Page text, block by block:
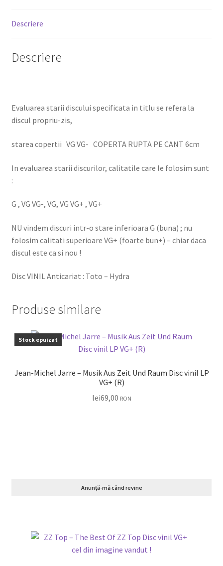
Descriere
Descriere
Evaluarea starii discului specificata in titlu se refera la
discul propriu-zis,
starea copertii VG VG- COPERTA RUPTA PE CANT 6cm
In evaluarea starii discurilor, calitatile care le folosim sunt
:
G , VG VG-, VG, VG VG+ , VG+
NU vindem discuri intr-o stare inferioara G (buna) ; nu
folosim calitati superioare VG+ (foarte bun+) – chiar daca
discul este ca si nou !
Disc VINIL Anticariat : Toto – Hydra
Produse similare
Stock epuizat
Jean-Michel Jarre – Musik Aus Zeit Und Raum Disc vinil LP
VG+ (R)
lei69,00 RON
Anunță-mă când revine